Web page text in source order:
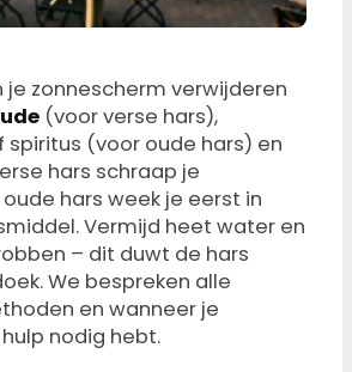
je zonnescherm verwijderen
(voor verse hars),
spiritus (voor oude hars) en
hars schraap je
hars week je eerst in
Vermijd heet water en
– dit duwt de hars
We bespreken alle
en wanneer je
nodig hebt.